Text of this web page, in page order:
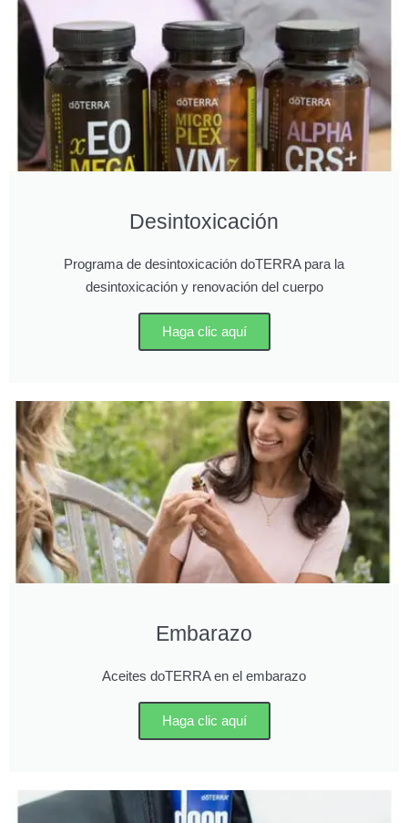
Desintoxicación
Programa de desintoxicación doTERRA para la
desintoxicación y renovación del cuerpo
Haga clic aquí
Embarazo
Aceites doTERRA en el embarazo
Haga clic aquí